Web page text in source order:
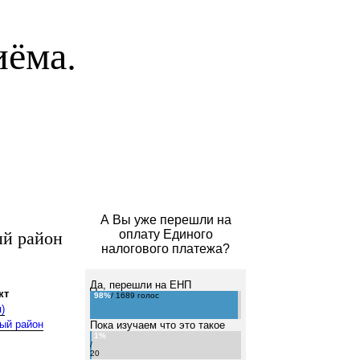
А Вы уже перешли на
оплату Единого
налогового платежа?
Да, перешли на ЕНП
98%/ 1689 голос
Пока изучаем что это такое
1%
/
20
район
район